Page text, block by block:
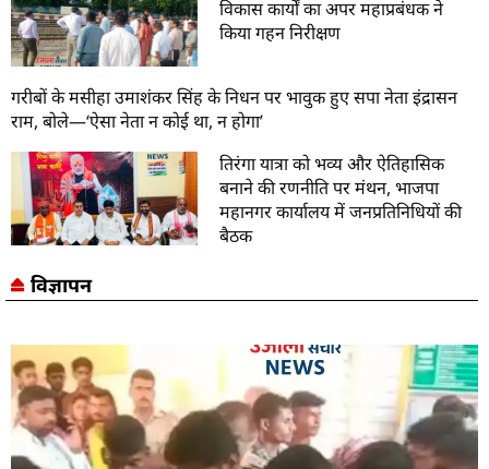
विकास कार्यों का अपर महाप्रबंधक ने
किया गहन निरीक्षण
गरीबों के मसीहा उमाशंकर सिंह के निधन पर भावुक हुए सपा नेता इंद्रासन
राम, बोले—‘ऐसा नेता न कोई था, न होगा’
तिरंगा यात्रा को भव्य और ऐतिहासिक
बनाने की रणनीति पर मंथन, भाजपा
महानगर कार्यालय में जनप्रतिनिधियों की
बैठक
विज्ञापन